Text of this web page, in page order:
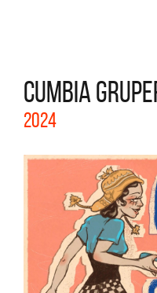
CUMBIA
2024